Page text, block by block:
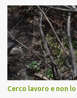
e
n
t
i
Cerco lavoro e non